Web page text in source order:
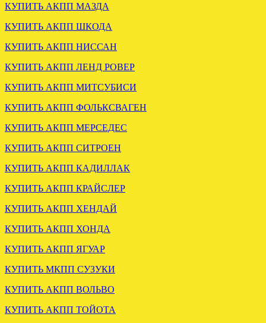
ОТПРАВЛЕНА КПП
1.8 FRW отправлен в Брянск
.
КУПИТЬ АКПП МАЗДА
КУПИТЬ АКПП ШКОДА
КУПИТЬ АКПП НИССАН
КУПИТЬ АКПП ЛЕНД РОВЕР
КУПИТЬ АКПП МИТСУБИСИ
КУПИТЬ АКПП ФОЛЬКСВАГЕН
КУПИТЬ АКПП МЕРСЕДЕС
КУПИТЬ АКПП СИТРОЕН
КУПИТЬ АКПП КАДИЛЛАК
КУПИТЬ АКПП КРАЙСЛЕР
КУПИТЬ АКПП ХЕНДАЙ
КУПИТЬ АКПП ХОНДА
КУПИТЬ АКПП ЯГУАР
КУПИТЬ МКПП СУЗУКИ
КУПИТЬ АКПП ВОЛЬВО
КУПИТЬ АКПП ТОЙОТА